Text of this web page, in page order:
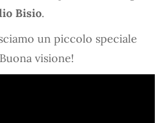
Bisio.
un piccolo speciale
visione!